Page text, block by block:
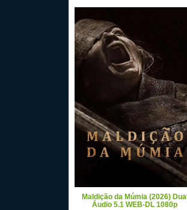
Maldição da Múmia (2026) Dual
Áudio 5.1 WEB-DL 1080p